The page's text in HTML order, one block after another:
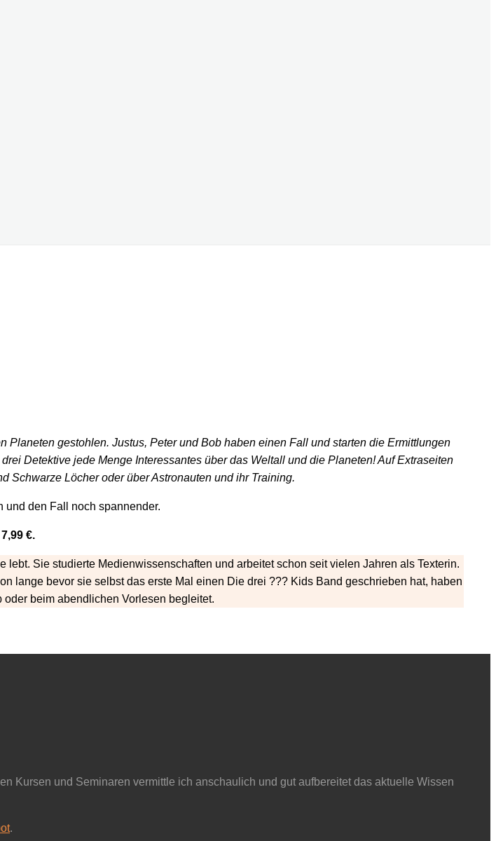
gestohlen. Justus, Peter und Bob haben einen Fall und starten die Ermittlungen
Detektive jede Menge Interessantes über das Weltall und die Planeten! Auf Extraseiten
Schwarze Löcher oder über Astronauten und ihr Training.
den Fall noch spannender.
€.
Sie studierte Medienwissenschaften und arbeitet schon seit vielen Jahren als Texterin.
lange bevor sie selbst das erste Mal einen Die drei ??? Kids Band geschrieben hat, haben
beim abendlichen Vorlesen begleitet.
Kursen und Seminaren vermittle ich anschaulich und gut aufbereitet das aktuelle Wissen
.